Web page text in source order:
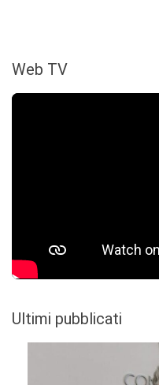
Web TV
Ultimi pubblicati